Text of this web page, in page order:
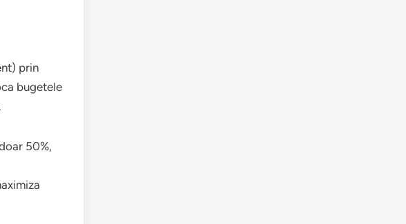
prin
bugetele
50%,